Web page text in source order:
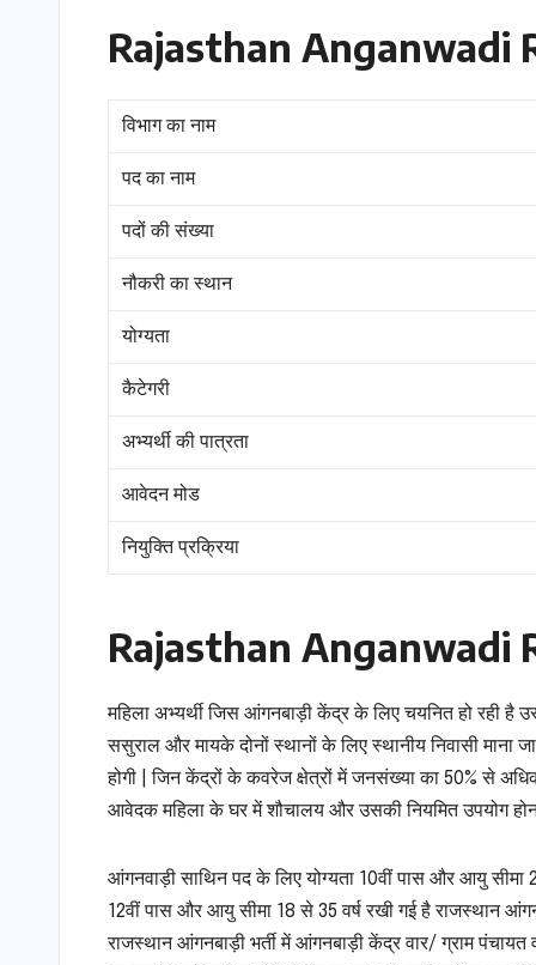
Rajasthan Anganwadi
विभाग का नाम
पद का नाम
पदों की संख्या
नौकरी का स्थान
योग्यता
कैटेगरी
अभ्यर्थी की पात्रता
आवेदन मोड
नियुक्ति प्रक्रिया
Rajasthan
महिला अभ्यर्थी जिस आंगनबाड़ी केंद्र के लिए चयनित हो रही है उस
ससुराल और मायके दोनों स्थानों के लिए स्थानीय निवासी माना
होगी | जिन केंद्रों के कवरेज क्षेत्रों में जनसंख्या का 50% से
आवेदक महिला के घर में शौचालय और उसकी नियमित उपयोग
आंगनवाड़ी साथिन पद के लिए योग्यता 10वीं पास और आयु सीमा
12वीं पास और आयु सीमा 18 से 35 वर्ष रखी गई है राजस्थान
राजस्थान आंगनबाड़ी भर्ती में आंगनबाड़ी केंद्र वार/ ग्राम पंचायत